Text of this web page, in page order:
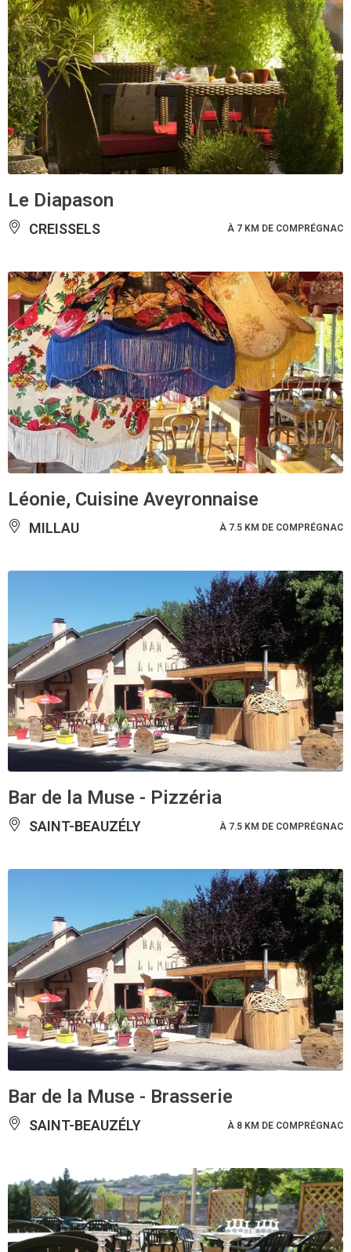
Le Diapason
CREISSELS À 7 KM DE COMPRÉGNAC
Léonie, Cuisine Aveyronnaise
MILLAU À 7.5 KM DE COMPRÉGNAC
Bar de la Muse - Pizzéria
SAINT-BEAUZÉLY À 7.5 KM DE COMPRÉGNAC
Bar de la Muse - Brasserie
SAINT-BEAUZÉLY À 8 KM DE COMPRÉGNAC